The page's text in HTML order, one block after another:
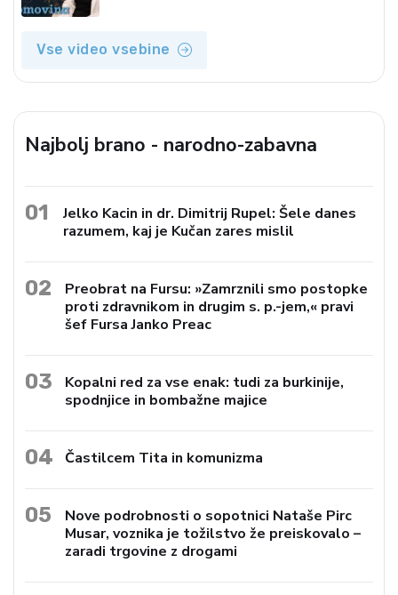
Vse video vsebine
Najbolj brano - narodno-zabavna
01
Jelko Kacin in dr. Dimitrij Rupel: Šele danes
razumem, kaj je Kučan zares mislil
02
Preobrat na Fursu: »Zamrznili smo postopke
proti zdravnikom in drugim s. p.-jem,« pravi
šef Fursa Janko Preac
03
Kopalni red za vse enak: tudi za burkinije,
spodnjice in bombažne majice
04 Častilcem Tita in komunizma
05
Nove podrobnosti o sopotnici Nataše Pirc
Musar, voznika je tožilstvo že preiskovalo –
zaradi trgovine z drogami